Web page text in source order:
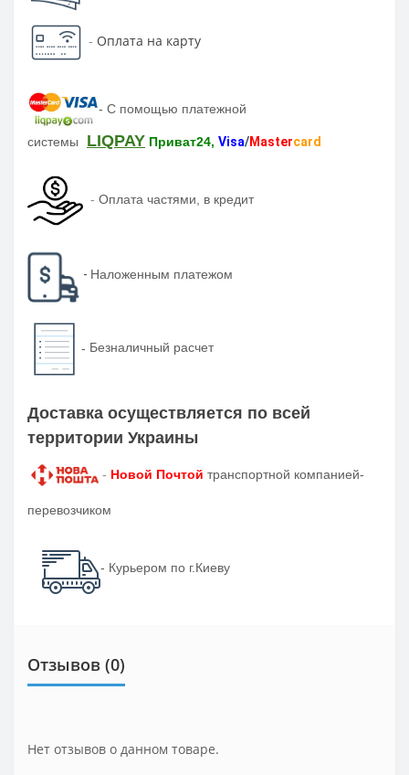
- Оплата на карту
- С помощью платежной
системы LIQPAY Приват24, Visa/Mastercard
- Оплата частями, в кредит
- Наложенным платежом
- Безналичный расчет
Доставка осуществляется по всей
территории Украины
- Новой Почтой транспортной компанией-
перевозчиком
- Курьером по г.Киеву
Отзывов (0)
Нет отзывов о данном товаре.